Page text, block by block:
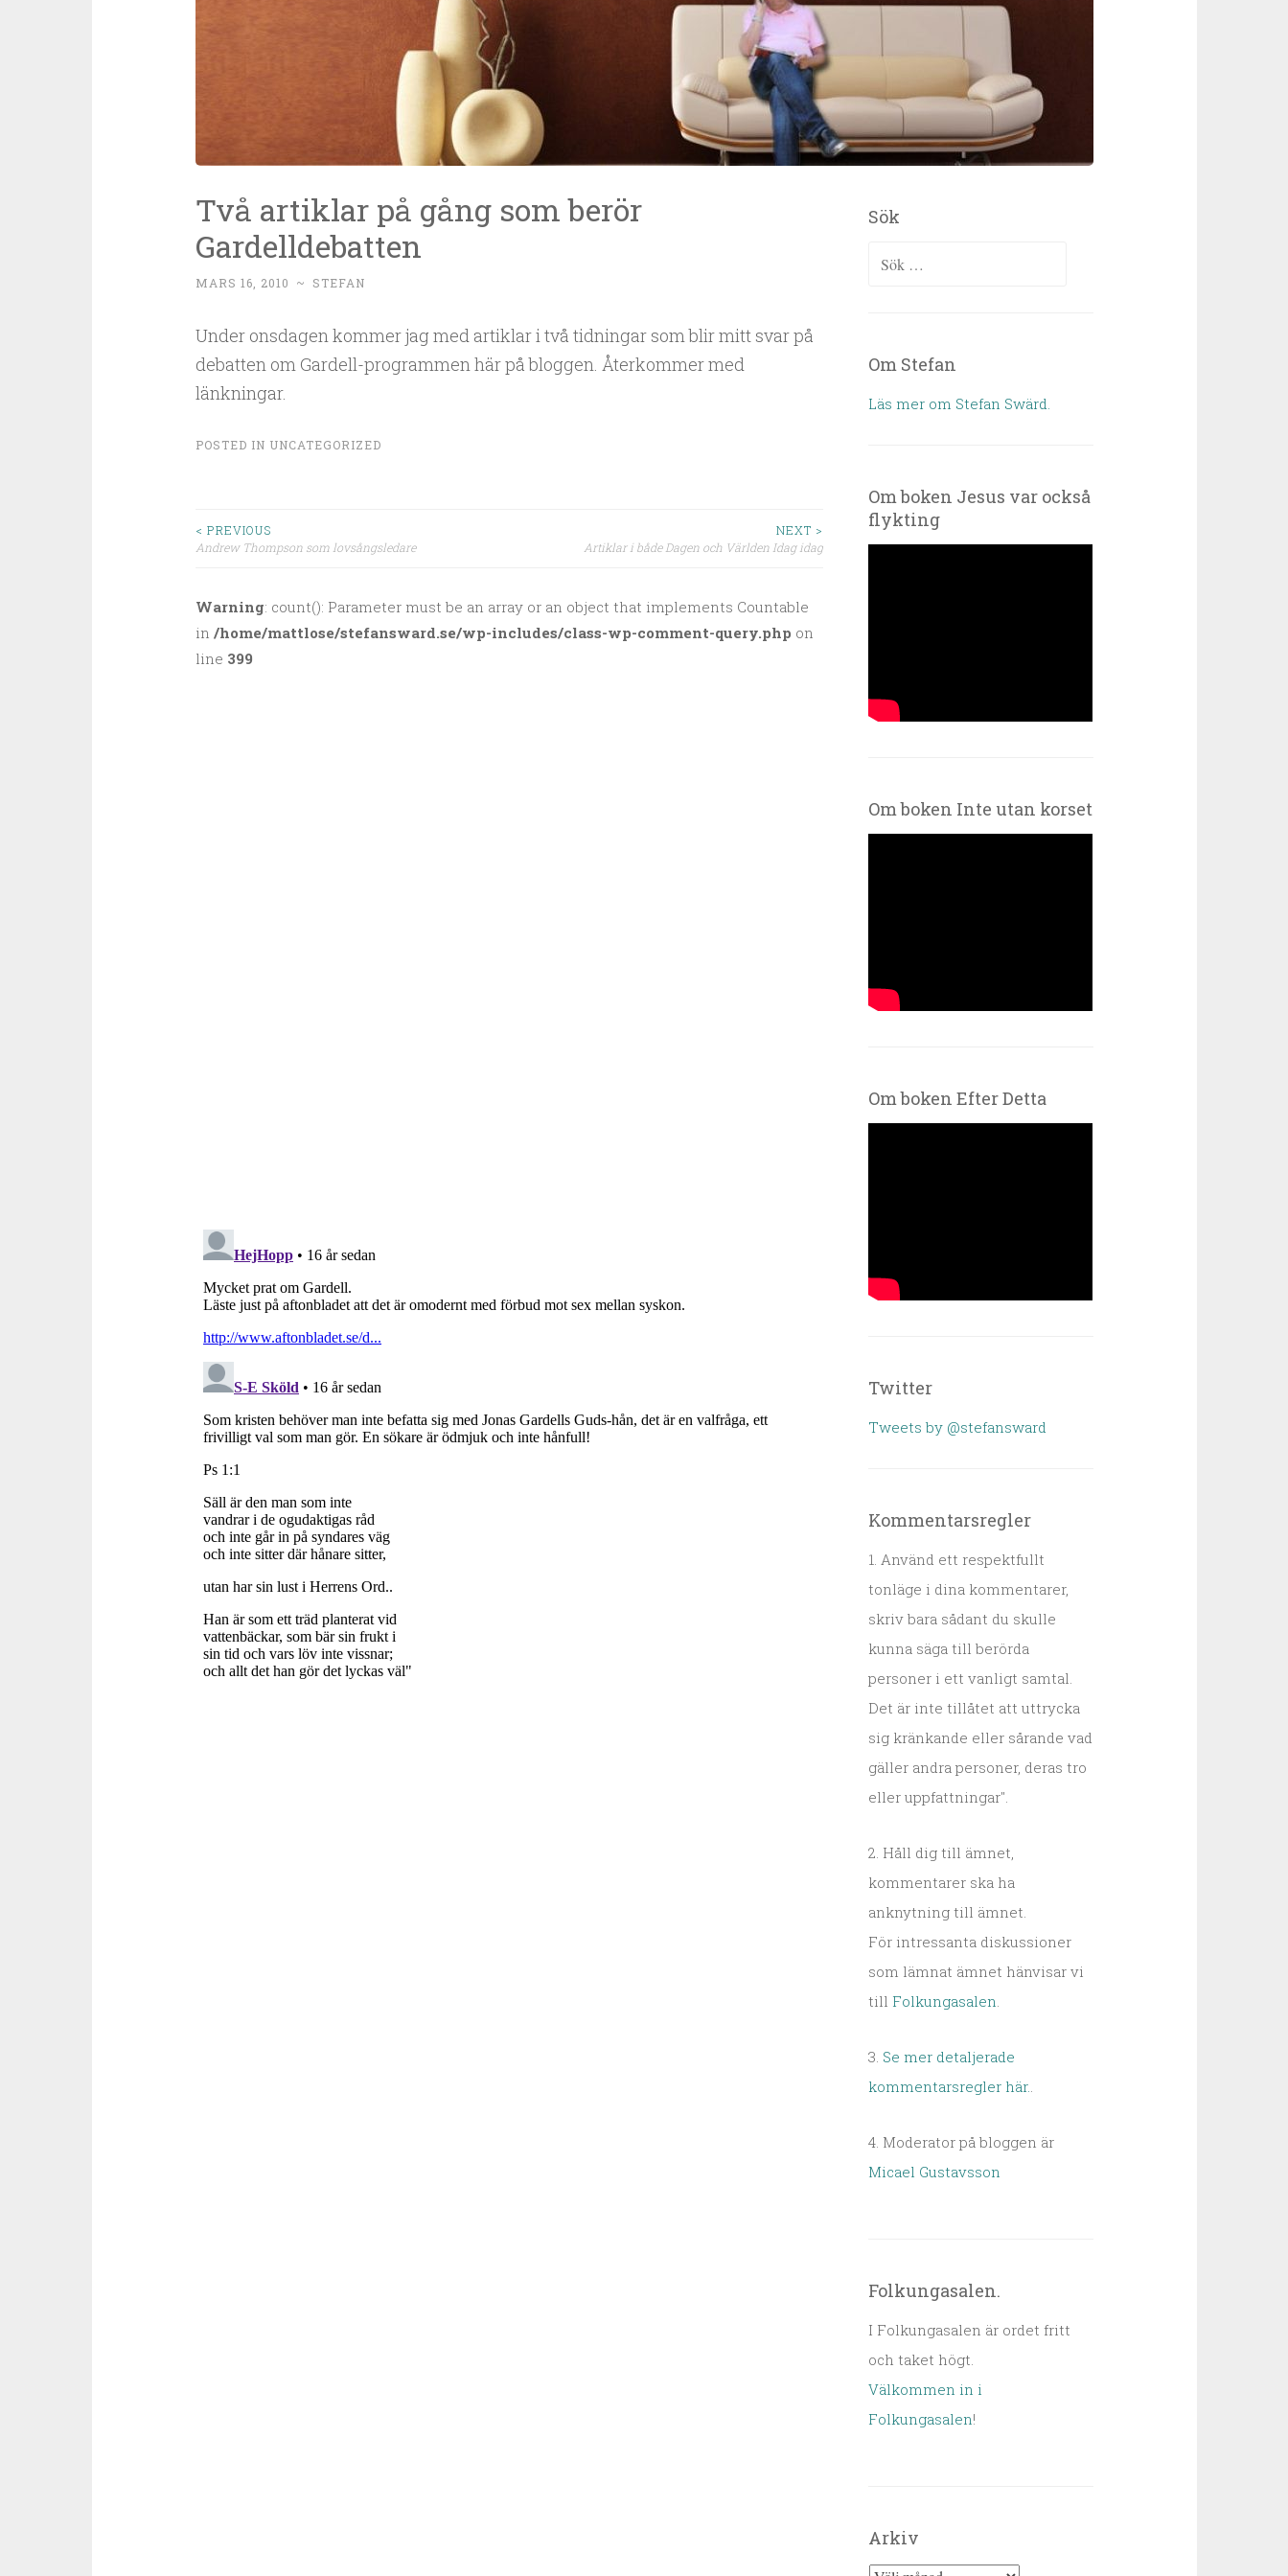
Två artiklar på gång som berör
Gardelldebatten
MARS 16, 2010 ~ STEFAN
Under onsdagen kommer jag med artiklar i två tidningar som blir mitt svar på
debatten om Gardell-programmen här på bloggen. Återkommer med
länkningar.
POSTED IN UNCATEGORIZED
< PREVIOUS
Andrew Thompson som lovsångsledare
NEXT >
Artiklar i både Dagen och Världen Idag idag
Warning: count(): Parameter must be an array or an object that implements Countable
in /home/mattlose/stefansward.se/wp-includes/class-wp-comment-query.php on
line 399
Sök
Sök efter:
Om Stefan
Läs mer om Stefan Swärd.
Om boken Jesus var också
flykting
Om boken Inte utan korset
Om boken Efter Detta
Twitter
Tweets by @stefansward
Kommentarsregler
1. Använd ett respektfullt
tonläge i dina kommentarer,
skriv bara sådant du skulle
kunna säga till berörda
personer i ett vanligt samtal.
Det är inte tillåtet att uttrycka
sig kränkande eller sårande vad
gäller andra personer, deras tro
eller uppfattningar".
2. Håll dig till ämnet,
kommentarer ska ha
anknytning till ämnet.
För intressanta diskussioner
som lämnat ämnet hänvisar vi
till Folkungasalen.
3. Se mer detaljerade
kommentarsregler här..
4. Moderator på bloggen är
Micael Gustavsson
Folkungasalen.
I Folkungasalen är ordet fritt
och taket högt.
Välkommen in i
Folkungasalen!
Arkiv